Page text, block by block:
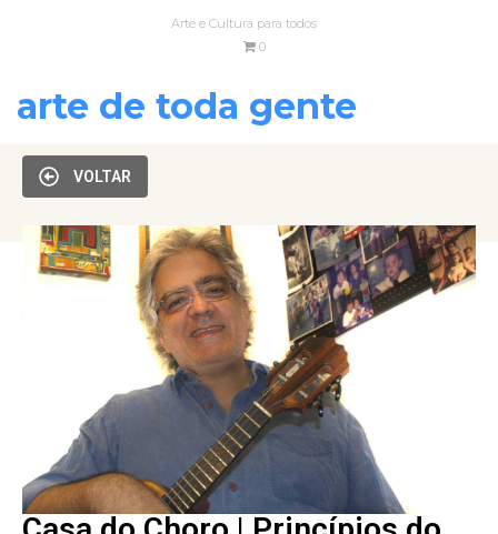
Arte e Cultura para todos
0
arte de toda gente
VOLTAR